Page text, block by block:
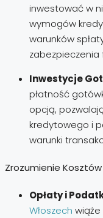
inwestować w
wymogów
warunków
zabezpieczenia
Inwestycje
płatność
opcją,
kredytowego i
warunki
Zrozumienie
Opłaty i
Włoszech